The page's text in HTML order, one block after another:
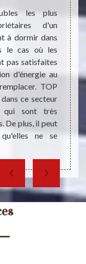
les plus
d'un
à dormir dans
le cas où les
pas satisfaites
d'énergie au
TOP
ce secteur
sont très
De plus, il peut
ne se
la
la